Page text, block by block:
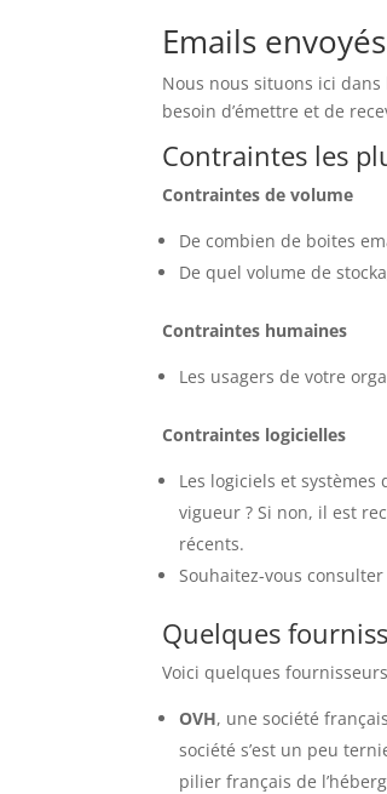
Emails
Nous nous situons ici dans
besoin d’émettre et de
Contraintes les
Contraintes de volume
De combien de boites
De quel volume de
Contraintes humaines
Les usagers de votre
Contraintes logicielles
Les logiciels et
vigueur ? Si non, il est
récents.
Souhaitez-vous
Quelques
Voici quelques
OVH, une société
société s’est un peu
pilier français de